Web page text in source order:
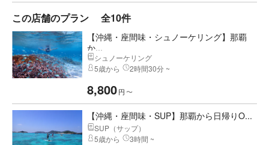
この店舗のプラン 全10件
【沖縄・座間味・シュノーケリング】那覇
か...
シュノーケリング
5歳から
2時間30分 ~
8,800円 〜
【沖縄・座間味・SUP】那覇から日帰りO...
SUP（サップ）
5歳から
3時間 ~